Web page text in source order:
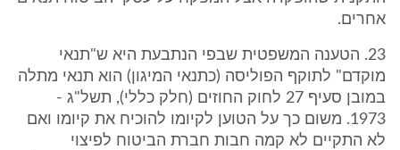
אחרים.
23. הטענה המשפטית שבפי הנתבעת היא ש"תנאי
מוקדם" לתוקף הפוליסה (כתנאי המיגון) הוא תנאי מתלה
במובן סעיף 27 לחוק החוזים (חלק כללי), תשל"ג -
1973. משום כך על הטוען לקיומו להוכיח את קיומו ואם
לא התקיים לא קמה חבות חברת הביטוח לפיצוי